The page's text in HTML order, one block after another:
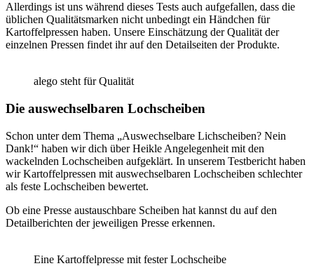
Allerdings ist uns während dieses Tests auch aufgefallen, dass die
üblichen Qualitätsmarken nicht unbedingt ein Händchen für
Kartoffelpressen haben. Unsere Einschätzung der Qualität der
einzelnen Pressen findet ihr auf den Detailseiten der Produkte.
alego steht für Qualität
Die auswechselbaren Lochscheiben
Schon unter dem Thema „Auswechselbare Lichscheiben? Nein
Dank!“ haben wir dich über Heikle Angelegenheit mit den
wackelnden Lochscheiben aufgeklärt. In unserem Testbericht haben
wir Kartoffelpressen mit auswechselbaren Lochscheiben schlechter
als feste Lochscheiben bewertet.
Ob eine Presse austauschbare Scheiben hat kannst du auf den
Detailberichten der jeweiligen Presse erkennen.
Eine Kartoffelpresse mit fester Lochscheibe